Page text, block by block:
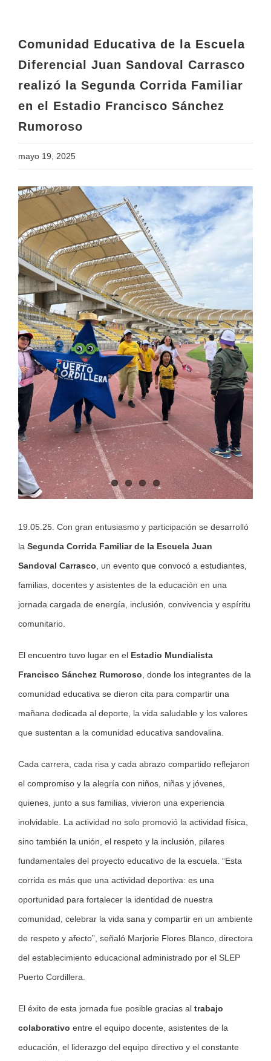
Comunidad Educativa de la Escuela
Diferencial Juan Sandoval Carrasco
realizó la Segunda Corrida Familiar
en el Estadio Francisco Sánchez
Rumoroso
mayo 19, 2025
View
Image
19.05.25. Con gran entusiasmo y participación se desarrolló
la Segunda Corrida Familiar de la Escuela Juan
Sandoval Carrasco, un evento que convocó a estudiantes,
familias, docentes y asistentes de la educación en una
jornada cargada de energía, inclusión, convivencia y espíritu
comunitario.
El encuentro tuvo lugar en el Estadio Mundialista
Francisco Sánchez Rumoroso, donde los integrantes de la
comunidad educativa se dieron cita para compartir una
mañana dedicada al deporte, la vida saludable y los valores
que sustentan a la comunidad educativa sandovalina.
Cada carrera, cada risa y cada abrazo compartido reflejaron
el compromiso y la alegría con niños, niñas y jóvenes,
quienes, junto a sus familias, vivieron una experiencia
inolvidable. La actividad no solo promovió la actividad física,
sino también la unión, el respeto y la inclusión, pilares
fundamentales del proyecto educativo de la escuela. “Esta
corrida es más que una actividad deportiva: es una
oportunidad para fortalecer la identidad de nuestra
comunidad, celebrar la vida sana y compartir en un ambiente
de respeto y afecto”, señaló Marjorie Flores Blanco, directora
del establecimiento educacional administrado por el SLEP
Puerto Cordillera.
El éxito de esta jornada fue posible gracias al trabajo
colaborativo entre el equipo docente, asistentes de la
educación, el liderazgo del equipo directivo y el constante